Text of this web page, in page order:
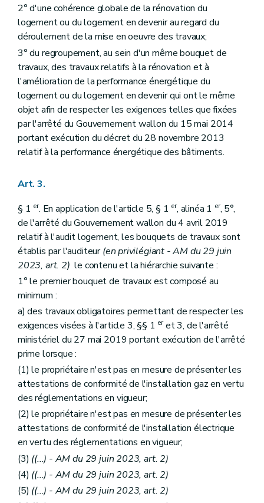
2° d'une cohérence globale de la rénovation du
logement ou du logement en devenir au regard du
déroulement de la mise en oeuvre des travaux;
3° du regroupement, au sein d'un même bouquet de
travaux, des travaux relatifs à la rénovation et à
l'amélioration de la performance énergétique du
logement ou du logement en devenir qui ont le même
objet afin de respecter les exigences telles que fixées
par l'arrêté du Gouvernement wallon du 15 mai 2014
portant exécution du décret du 28 novembre 2013
relatif à la performance énergétique des bâtiments.
Art. 3.
§ 1 er. En application de l'article 5, § 1 er, alinéa 1 er, 5°,
de l'arrêté du Gouvernement wallon du 4 avril 2019
relatif à l'audit logement, les bouquets de travaux sont
établis par l'auditeur(en privilégiant - AM du 29 juin
2023, art. 2) le contenu et la hiérarchie suivante :
1° le premier bouquet de travaux est composé au
minimum :
a) des travaux obligatoires permettant de respecter les
exigences visées à l'article 3, §§ 1 eret 3, de l'arrêté
ministériel du 27 mai 2019 portant exécution de l'arrêté
prime lorsque :
(1) le propriétaire n'est pas en mesure de présenter les
attestations de conformité de l'installation gaz en vertu
des réglementations en vigueur;
(2) le propriétaire n'est pas en mesure de présenter les
attestations de conformité de l'installation électrique
en vertu des réglementations en vigueur;
(3) ((...) - AM du 29 juin 2023, art. 2)
(4) ((...) - AM du 29 juin 2023, art. 2)
(5) ((...) - AM du 29 juin 2023, art. 2)